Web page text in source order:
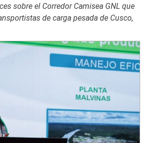
sobre el Corredor Camisea GNL que
de carga pesada de Cusco,